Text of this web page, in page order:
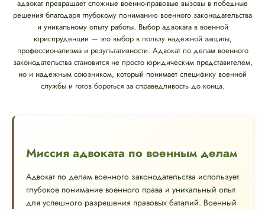
адвокат превращает сложные военно-правовые вызовы в победные
решения благодаря глубокому пониманию военного законодательства
и уникальному опыту работы. Выбор адвоката в военной
юриспруденции — это выбор в пользу надежной защиты,
профессионализма и результативности. Адвокат по делам военного
законодательства становится не просто юридическим представителем,
но и надежным союзником, который понимает специфику военной
службы и готов бороться за справедливость до конца.
Миссия адвоката по военным делам
Адвокат по делам военного законодательства использует
глубокое понимание военного права и уникальный опыт
для успешного разрешения правовых баталий. Военный